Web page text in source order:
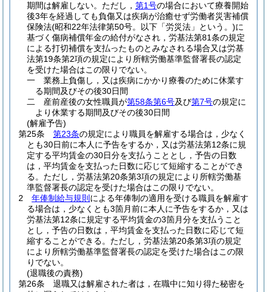
期間は解雇しない。 ただし， 第1号の場合において療養開始
後3年を経過しても負傷又は疾病が治癒せず労働者災害補償
保険法(昭和22年法律第50号。以下「労災法」という。)に
基づく傷病補償年金の給付がなされ，労基法第81条の規定
による打切補償を支払ったものとみなされる場合又は労基
法第19条第2項の規定により所轄労働基準監督署長の認定
を受けた場合はこの限りでない。
一
業務上負傷し，又は疾病にかかり療養のために休業す
る期間及びその後30日間
二
産前産後の女性職員が第58条第6号及び第7号の規定に
より休業する期間及びその後30日間
(解雇予告)
第25条
第23条の規定により職員を解雇する場合は，少なく
とも30日前に本人に予告をするか，又は労基法第12条に規
定する平均賃金の30日分を支払うこととし，予告の日数
は，平均賃金を支払った日数に応じて短縮することができ
る。 ただし，労基法第20条第3項の規定により所轄労働基
準監督署長の認定を受けた場合はこの限りでない。
2
年俸制給与規則 による年俸制の適用を受ける職員を解雇す
る場合は，少なくとも3箇月前に本人に予告をするか，又は
労基法第12条に規定する平均賃金の3箇月分を支払うこと
とし，予告の日数は，平均賃金を支払った日数に応じて短
縮することができる。 ただし，労基法第20条第3項の規定
により所轄労働基準監督署長の認定を受けた場合はこの限
りでない。
(退職後の責務)
第26条
退職又は解雇された者は，在職中に知り得た秘密を